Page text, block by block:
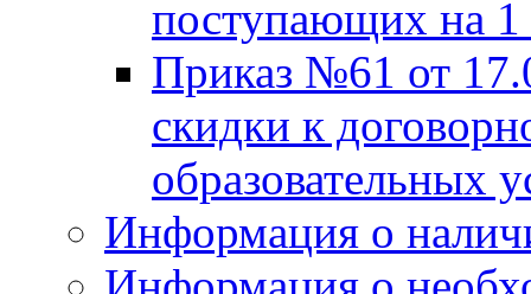
поступающих на 1
Приказ №61 от
скидки к
образовательных
Информация о